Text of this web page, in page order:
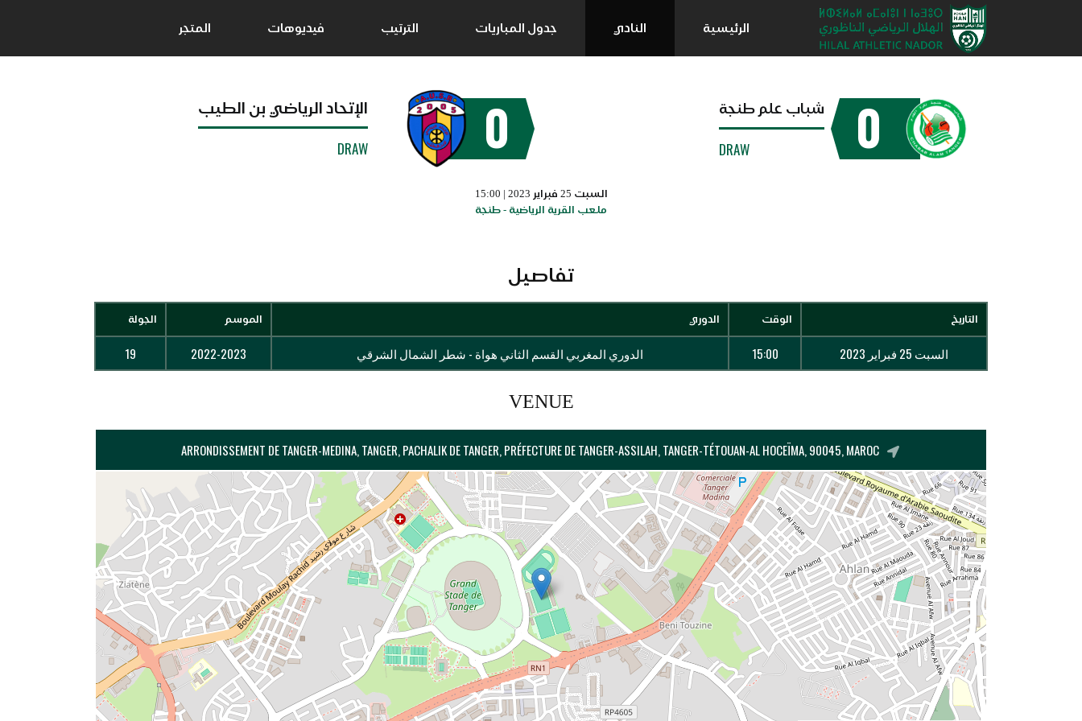
الرئيسية النادي جدول المباريات الترتيب فيديوهات المتجر
0 شباب علم طنجة
DRAW
0 الإتحاد الرياضي بن الطيب
DRAW
السبت 25 فبراير 2023 | 15:00
ملعب القرية الرياضية - طنجة
تفاصيل
التاريخ الوقت الدوري الموسم الجولة
السبت 25 فبراير 2023 15:00 الدوري المغربي القسم الثاني هواة - شطر الشمال الشرقي 2022-2023
19
VENUE
ARRONDISSEMENT DE TANGER-MEDINA, TANGER, PACHALIK DE TANGER, PRÉFECTURE DE TANGER-ASSILAH, TANGER-TÉTOUAN-AL HOCEÏMA, 90045, MAROC